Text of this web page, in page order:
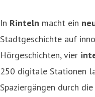
In Rinteln macht ein
Stadtgeschichte auf
Hörgeschichten, vier
250 digitale Stationen
Spaziergängen durch